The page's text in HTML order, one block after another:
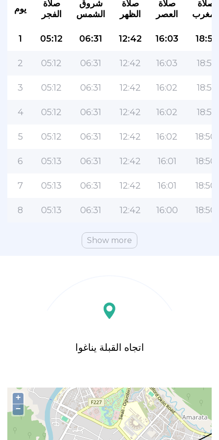
يوم
صلاة
الفجر
شروق
الشمس
صلاة
الظهر
صلاة
العصر
صلاة
المغرب
1 05:12 06:31 12:42 16:03 18:51
2 05:12 06:31 12:42 16:03 18:51
3 05:12 06:31 12:42 16:02 18:51
4 05:12 06:31 12:42 16:02 18:51
5 05:12 06:31 12:42 16:02 18:50
6 05:13 06:31 12:42 16:01 18:50
7 05:13 06:31 12:42 16:01 18:50
8 05:13 06:31 12:42 16:00 18:50
Show more
اتجاه القبلة يناغوا
+
−